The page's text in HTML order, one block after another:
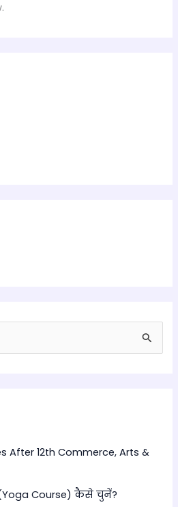
After 12th Commerce, Arts &
(Yoga Course) कैसे चुनें?